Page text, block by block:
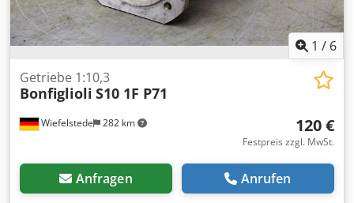
1 / 6
Wiefelstede 282 km
Getriebe 1:10,3
Bonfiglioli S10 1F P71
120 €
Festpreis zzgl. MwSt.
Anfragen Anrufen